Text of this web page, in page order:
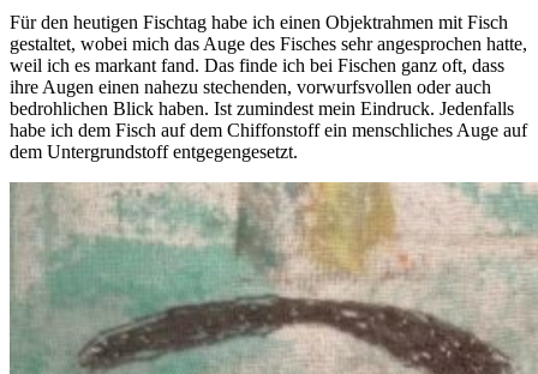
Für den heutigen Fischtag habe ich einen Objektrahmen mit Fisch
gestaltet, wobei mich das Auge des Fisches sehr angesprochen hatte,
weil ich es markant fand. Das finde ich bei Fischen ganz oft, dass
ihre Augen einen nahezu stechenden, vorwurfsvollen oder auch
bedrohlichen Blick haben. Ist zumindest mein Eindruck. Jedenfalls
habe ich dem Fisch auf dem Chiffonstoff ein menschliches Auge auf
dem Untergrundstoff entgegengesetzt.